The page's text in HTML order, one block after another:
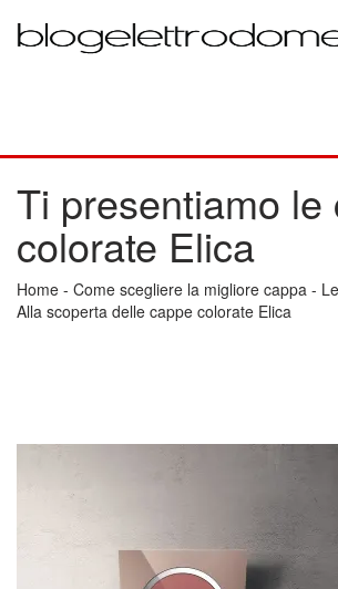
Ti presentiamo le
colorate Elica
Home - Come scegliere la migliore cappa -
Alla scoperta delle cappe colorate Elica